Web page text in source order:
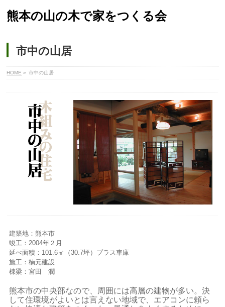
熊本の山の木で家をつくる会
市中の山居
HOME » 市中の山居
建築地：熊本市
竣工：2004年２月
延べ面積：101.6㎡（30.7坪）プラス車庫
施工：楠元建設
棟梁：宮田 潤
熊本市の中央部なので、周囲には高層の建物が多い。決
して住環境がよいとは言えない地域で、エアコンに頼ら